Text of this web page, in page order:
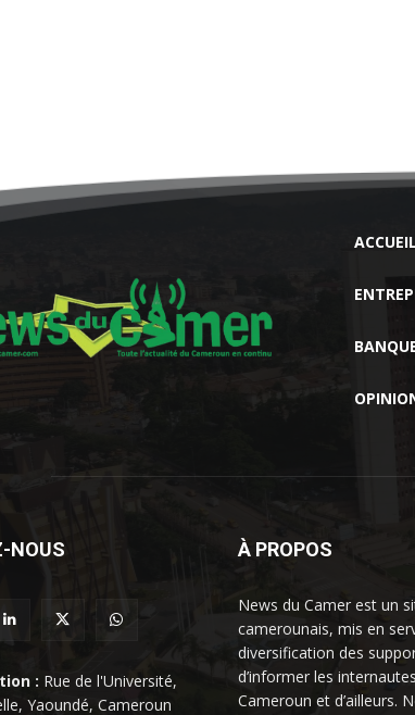
ACCUEIL
NOUS
: Rue de l'Université,
Yaoundé, Cameroun
À PROPOS
News du Camer est un
camerounais, mis en
diversification des
d’informer les
Cameroun et d’ailleurs.